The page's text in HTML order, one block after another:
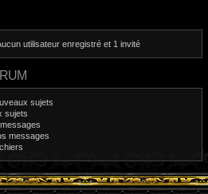
utilisateur enregistré et 1 invité
sujets
sujets
messages